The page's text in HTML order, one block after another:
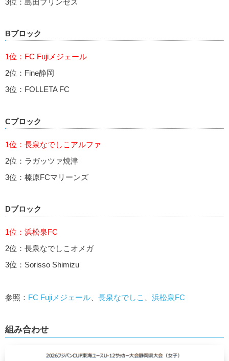
3位：島田プリンセス
Bブロック
1位：FC Fujiメジェール
2位：Fine静岡
3位：FOLLETA FC
Cブロック
1位：長泉なでしこアルファ
2位：ラガッツァ焼津
3位：榛原FCマリーンズ
Dブロック
1位：浜松泉FC
2位：長泉なでしこオメガ
3位：Sorisso Shimizu
参照： FC Fujiメジェール 長泉なでしこ 浜松泉FC
組み合わせ